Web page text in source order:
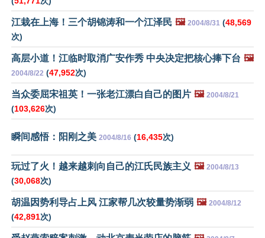
江栽在上海！三个胡锦涛和一个江泽民 🖼️ 2004/8/31 (48,569
次)
高层小道！江临时取消广安作秀 中央决定把核心捧下台 🖼️
2004/8/22 (47,952次)
当众委屈宋祖英！一张老江漂白自己的图片 🖼️ 2004/8/21
(103,626次)
瞬间感悟：阳刚之美 2004/8/16 (16,435次)
玩过了火！越来越刺向自己的江氏民族主义 🖼️ 2004/8/13
(30,068次)
胡温因势利导占上风 江家帮几次较量势渐弱 🖼️ 2004/8/12
(42,891次)